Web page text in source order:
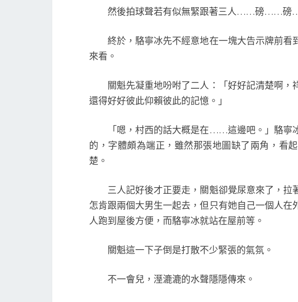
然後拍球聲若有似無緊跟著三人……磅……
終於，駱寧冰先不經意地在一塊大告示牌前看
來看。
關魁先凝重地吩咐了二人：「好好記清楚啊，
還得好好彼此仰賴彼此的記憶。」
「嗯，村西的話大概是在……這邊吧。」駱寧冰
的，字體頗為端正，雖然那張地圖缺了兩角，看
楚。
三人記好後才正要走，關魁卻覺尿意來了，拉
怎肯跟兩個大男生一起去，但只有她自己一個人
人跑到屋後方便，而駱寧冰就站在屋前等。
關魁這一下子倒是打散不少緊張的氣氛。
不一會兒，溼漉漉的水聲隱隱傳來。